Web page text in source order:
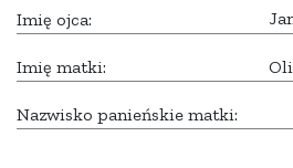
Imię ojca:
Imię matki:
Nazwisko panieńskie matki: